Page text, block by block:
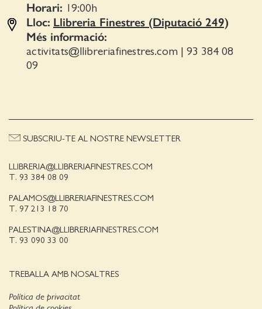
Horari: 19:00 h
Lloc: Llibreria Finestres (Diputació 249)
Més informació:
activitats@llibreriafinestres.com
93 384 08
09
LLIBRERIA@LLIBRERIAFINESTRES.COM
T. 93 384 08 09
PALAMOS@LLIBRERIAFINESTRES.COM
T. 97 213 18 70
PALESTINA@LLIBRERIAFINESTRES.COM
T. 93 090 33 00
TREBALLA AMB NOSALTRES
SUBSCRIU-TE AL NOSTRE NEWSLETTER
Política de privacitat